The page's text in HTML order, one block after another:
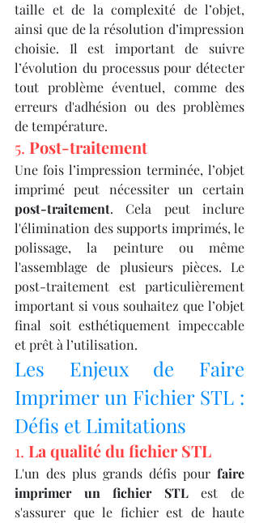
taille et de la complexité de l’objet,
ainsi que de la résolution d’impression
choisie. Il est important de suivre
l’évolution du processus pour détecter
tout problème éventuel, comme des
erreurs d'adhésion ou des problèmes
de température.
5. Post-traitement
Une fois l’impression terminée, l’objet
post-traitement. Cela peut inclure
l'élimination des supports imprimés, le
polissage, la peinture ou même
l'assemblage de plusieurs pièces. Le
post-traitement est particulièrement
important si vous souhaitez que l’objet
final soit esthétiquement impeccable
et prêt à l’utilisation.
Les Enjeux de Faire
Imprimer un Fichier STL :
Défis et Limitations
1. La qualité du fichier STL
L'un des plus grands défis pour faire
imprimer un fichier STL est de
s'assurer que le fichier est de haute